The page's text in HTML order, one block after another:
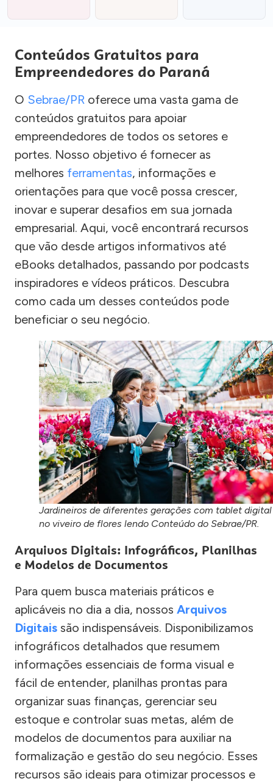
Conteúdos Gratuitos para
Empreendedores do Paraná
O Sebrae/PR oferece uma vasta gama de
conteúdos gratuitos para apoiar
empreendedores de todos os setores e
portes. Nosso objetivo é fornecer as
melhores ferramentas, informações e
orientações para que você possa crescer,
inovar e superar desafios em sua jornada
empresarial. Aqui, você encontrará recursos
que vão desde artigos informativos até
eBooks detalhados, passando por podcasts
inspiradores e vídeos práticos. Descubra
como cada um desses conteúdos pode
beneficiar o seu negócio.
Jardineiros de diferentes gerações com tablet digital
no viveiro de flores lendo Conteúdo do Sebrae/PR.
Arquivos Digitais: Infográficos, Planilhas
e Modelos de Documentos
Para quem busca materiais práticos e
aplicáveis no dia a dia, nossos Arquivos
Digitais são indispensáveis. Disponibilizamos
infográficos detalhados que resumem
informações essenciais de forma visual e
fácil de entender, planilhas prontas para
organizar suas finanças, gerenciar seu
estoque e controlar suas metas, além de
modelos de documentos para auxiliar na
formalização e gestão do seu negócio. Esses
recursos são ideais para otimizar processos e